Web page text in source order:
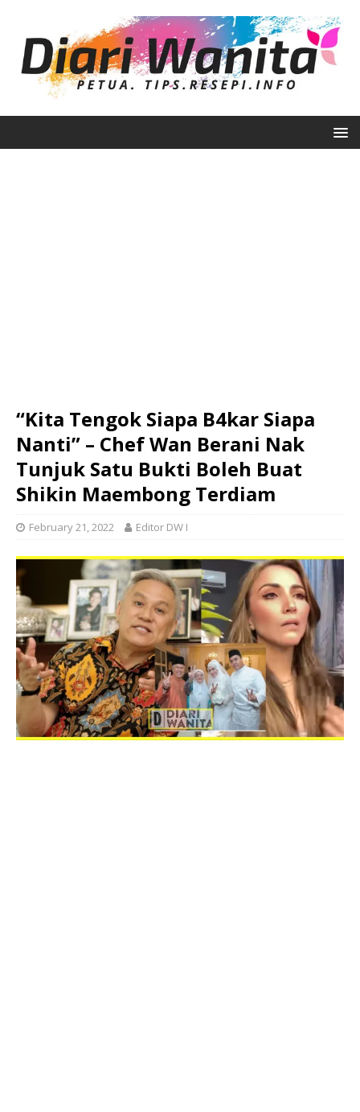
“Kita Tengok Siapa B4kar Siapa
Nanti” – Chef Wan Berani Nak
Tunjuk Satu Bukti Boleh Buat
Shikin Maembong Terdiam
February 21, 2022 Editor DW I